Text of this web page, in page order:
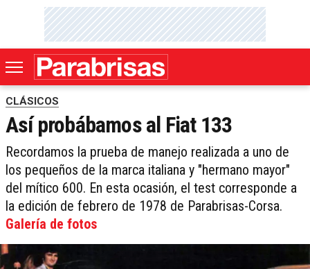
CLÁSICOS
Así probábamos al Fiat 133
Recordamos la prueba de manejo realizada a uno de
los pequeños de la marca italiana y "hermano mayor"
del mítico 600. En esta ocasión, el test corresponde a
la edición de febrero de 1978 de Parabrisas-Corsa.
Galería de fotos